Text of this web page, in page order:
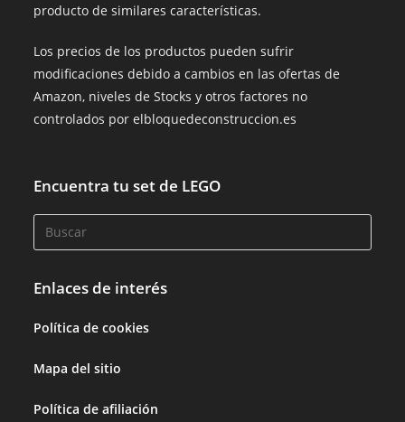
producto de similares características.
Los precios de los productos pueden sufrir
modificaciones debido a cambios en las ofertas de
Amazon, niveles de Stocks y otros factores no
controlados por elbloquedeconstruccion.es
Encuentra tu set de LEGO
Enlaces de interés
Política de cookies
Mapa del sitio
Política de afiliación